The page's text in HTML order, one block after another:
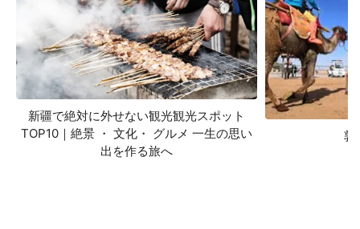
新疆で絶対に外せない観光観光スポット
TOP10｜絶景 ・ 文化・ グルメ 一生の思い
出を作る旅へ
敦